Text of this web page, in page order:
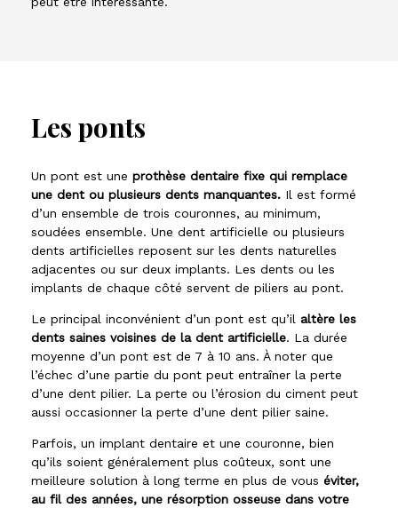
Les ponts
Un pont est une prothèse dentaire fixe qui remplace
une dent ou plusieurs dents manquantes. Il est formé
d’un ensemble de trois couronnes, au minimum,
soudées ensemble. Une dent artificielle ou plusieurs
dents artificielles reposent sur les dents naturelles
adjacentes ou sur deux implants. Les dents ou les
implants de chaque côté servent de piliers au pont.
Le principal inconvénient d’un pont est qu’il altère les
dents saines voisines de la dent artificielle. La durée
moyenne d’un pont est de 7 à 10 ans. À noter que
l’échec d’une partie du pont peut entraîner la perte
d’une dent pilier. La perte ou l’érosion du ciment peut
aussi occasionner la perte d’une dent pilier saine.
Parfois, un implant dentaire et une couronne, bien
qu’ils soient généralement plus coûteux, sont une
meilleure solution à long terme en plus de vous éviter,
au fil des années, une résorption osseuse dans votre